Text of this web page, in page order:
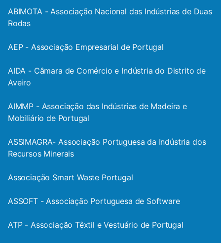
ABIMOTA - Associação Nacional das Indústrias de Duas
Rodas
AEP - Associação Empresarial de Portugal
AIDA - Câmara de Comércio e Indústria do Distrito de
Aveiro
AIMMP - Associação das Indústrias de Madeira e
Mobiliário de Portugal
ASSIMAGRA- Associação Portuguesa da Indústria dos
Recursos Minerais
Associação Smart Waste Portugal
ASSOFT - Associação Portuguesa de Software
ATP - Associação Têxtil e Vestuário de Portugal